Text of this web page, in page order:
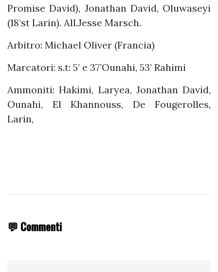
Promise David), Jonathan David, Oluwaseyi
(18’st Larin). All.Jesse Marsch.
Arbitro: Michael Oliver (Francia)
Marcatori: s.t: 5’ e 37’Ounahi, 53’ Rahimi
Ammoniti: Hakimi, Laryea, Jonathan David,
Ounahi, El Khannouss, De Fougerolles,
Larin,
💬 Commenti